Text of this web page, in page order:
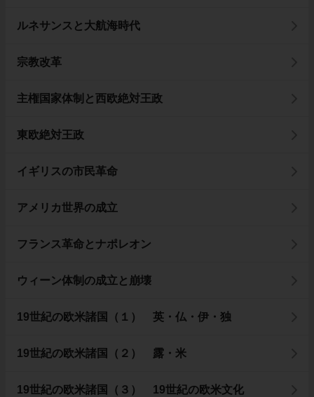
ルネサンスと大航海時代
宗教改革
主権国家体制と西欧絶対王政
東欧絶対王政
イギリスの市民革命
アメリカ世界の成立
フランス革命とナポレオン
ウィーン体制の成立と崩壊
19世紀の欧米諸国（１） 英・仏・伊・独
19世紀の欧米諸国（２） 露・米
19世紀の欧米諸国（３） 19世紀の欧米文化